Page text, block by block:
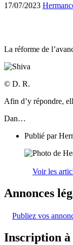
17/07/2023
La réforme de
© D. R.
Afin d’y répondre,
Dan…
Publié par
Voir les
Annonces
Publiez vos
Inscription à